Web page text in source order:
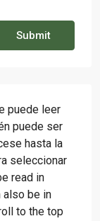
Submit
leer
puede ser
hasta la
seleccionar
read in
also be in
to the top